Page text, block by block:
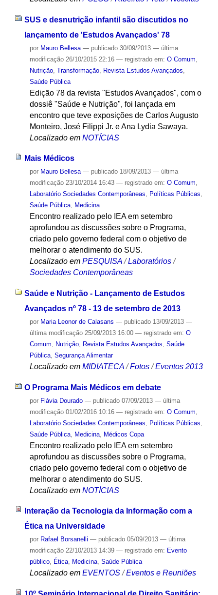
SUS e desnutrição infantil são discutidos no
lançamento de 'Estudos Avançados' 78
por Mauro Bellesa — publicado30/09/2013 — última
modificação26/10/2015 22:16 — registrado em: O Comum
Nutrição, Transformação, Revista Estudos Avançados
Saúde Pública
Edição 78 da revista "Estudos Avançados", com o
dossiê "Saúde e Nutrição", foi lançada em
encontro que teve exposições de Carlos Augusto
Monteiro, José Filippi Jr. e Ana Lydia Sawaya.
Localizado em NOTÍCIAS
Mais Médicos
por Mauro Bellesa — publicado18/09/2013 — última
modificação23/10/2014 16:43 — registrado em: O Comum,
Laboratório Sociedades Contemporâneas, Políticas Públicas,
Saúde Pública, Medicina
Encontro realizado pelo IEA em setembro
aprofundou as discussões sobre o Programa,
criado pelo governo federal com o objetivo de
melhorar o atendimento do SUS.
Localizado em PESQUISA /Laboratórios /
Sociedades Contemporâneas
Saúde e Nutrição - Lançamento de Estudos
Avançados nº 78 - 13 de setembro de 2013
por Maria Leonor de Calasans — publicado13/09/2013 —
última modificação25/09/2013 16:00 — registrado em: O
Comum, Nutrição, Revista Estudos Avançados, Saúde
Pública, Segurança Alimentar
Localizado em MIDIATECA /Fotos /Eventos 2013
O Programa Mais Médicos em debate
por Flávia Dourado — publicado07/09/2013 — última
modificação01/02/2016 10:16 — registrado em: O Comum
Laboratório Sociedades Contemporâneas
Políticas Públicas
Saúde Pública, Medicina, Médicos Copa
Encontro realizado pelo IEA em setembro
aprofundou as discussões sobre o Programa,
criado pelo governo federal com o objetivo de
melhorar o atendimento do SUS.
Localizado em NOTÍCIAS
Interação da Tecnologia da Informação com a
Ética na Universidade
por Rafael Borsanelli — publicado05/09/2013 — última
modificação22/10/2013 14:39 — registrado em: Evento
público, Ética, Medicina, Saúde Pública
Localizado em EVENTOS /Eventos e Reuniões